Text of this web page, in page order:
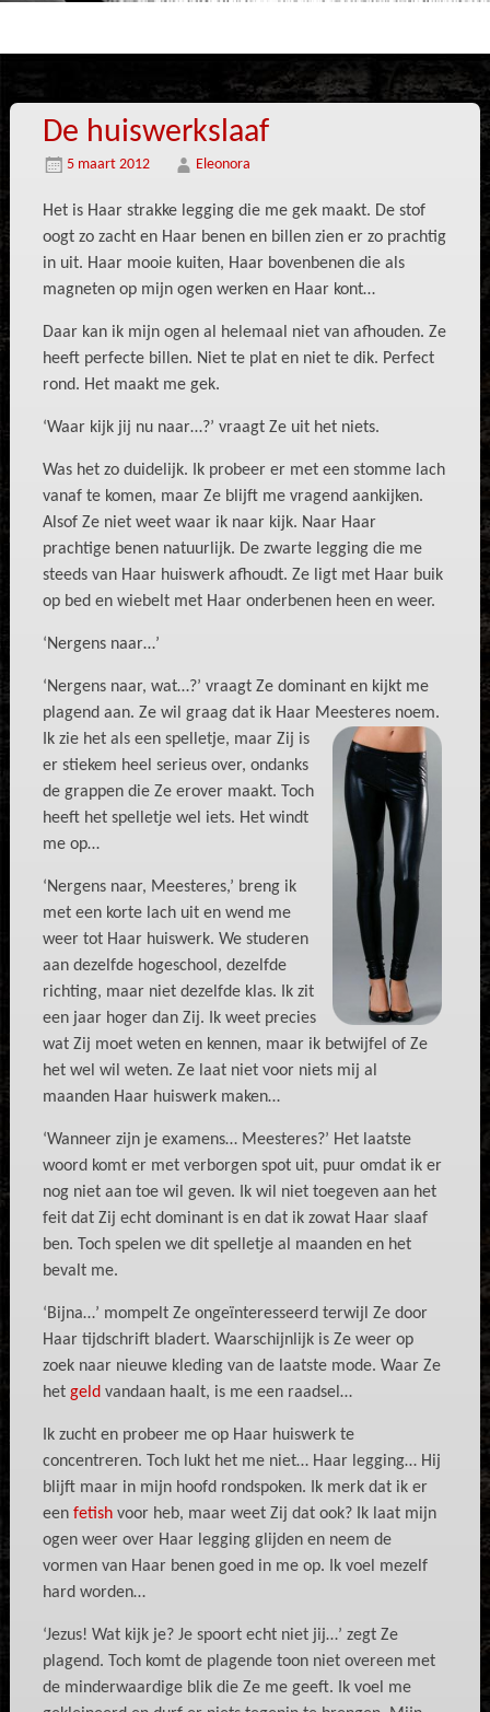
De huiswerkslaaf
5 maart 2012 Eleonora
Het is Haar strakke legging die me gek maakt. De stof
oogt zo zacht en Haar benen en billen zien er zo prachtig
in uit. Haar mooie kuiten, Haar bovenbenen die als
magneten op mijn ogen werken en Haar kont…
Daar kan ik mijn ogen al helemaal niet van afhouden. Ze
heeft perfecte billen. Niet te plat en niet te dik. Perfect
rond. Het maakt me gek.
‘Waar kijk jij nu naar…?’ vraagt Ze uit het niets.
Was het zo duidelijk. Ik probeer er met een stomme lach
vanaf te komen, maar Ze blijft me vragend aankijken.
Alsof Ze niet weet waar ik naar kijk. Naar Haar
prachtige benen natuurlijk. De zwarte legging die me
steeds van Haar huiswerk afhoudt. Ze ligt met Haar buik
op bed en wiebelt met Haar onderbenen heen en weer.
‘Nergens naar…’
‘Nergens naar, wat…?’ vraagt Ze dominant en kijkt me
plagend aan. Ze wil graag dat ik Haar Meesteres noem.
Ik zie het als een spelletje, maar Zij is
er stiekem heel serieus over, ondanks
de grappen die Ze erover maakt. Toch
heeft het spelletje wel iets. Het windt
me op…
‘Nergens naar, Meesteres,’ breng ik
met een korte lach uit en wend me
weer tot Haar huiswerk. We studeren
aan dezelfde hogeschool, dezelfde
richting, maar niet dezelfde klas. Ik zit
een jaar hoger dan Zij. Ik weet precies
wat Zij moet weten en kennen, maar ik betwijfel of Ze
het wel wil weten. Ze laat niet voor niets mij al
maanden Haar huiswerk maken…
‘Wanneer zijn je examens… Meesteres?’ Het laatste
woord komt er met verborgen spot uit, puur omdat ik er
nog niet aan toe wil geven. Ik wil niet toegeven aan het
feit dat Zij echt dominant is en dat ik zowat Haar slaaf
ben. Toch spelen we dit spelletje al maanden en het
bevalt me.
‘Bijna…’ mompelt Ze ongeïnteresseerd terwijl Ze door
Haar tijdschrift bladert. Waarschijnlijk is Ze weer op
zoek naar nieuwe kleding van de laatste mode. Waar Ze
het geld vandaan haalt, is me een raadsel…
Ik zucht en probeer me op Haar huiswerk te
concentreren. Toch lukt het me niet… Haar legging… Hij
blijft maar in mijn hoofd rondspoken. Ik merk dat ik er
een fetishvoor heb, maar weet Zij dat ook? Ik laat mijn
ogen weer over Haar legging glijden en neem de
vormen van Haar benen goed in me op. Ik voel mezelf
hard worden…
‘Jezus! Wat kijk je? Je spoort echt niet jij…’ zegt Ze
plagend. Toch komt de plagende toon niet overeen met
de minderwaardige blik die Ze me geeft. Ik voel me